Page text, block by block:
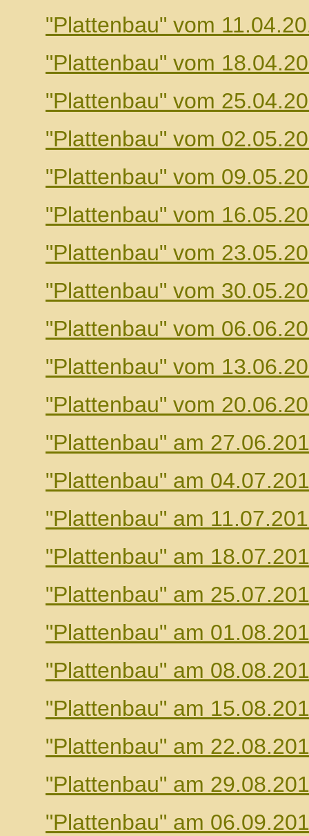
"Plattenbau" vom
"Plattenbau" vom
"Plattenbau" vom
"Plattenbau" vom
"Plattenbau" vom
"Plattenbau" vom
"Plattenbau" vom
"Plattenbau" vom
"Plattenbau" vom
"Plattenbau" vom
"Plattenbau" vom
"Plattenbau" am
"Plattenbau" am
"Plattenbau" am
"Plattenbau" am
"Plattenbau" am
"Plattenbau" am
"Plattenbau" am
"Plattenbau" am
"Plattenbau" am
"Plattenbau" am
"Plattenbau" am